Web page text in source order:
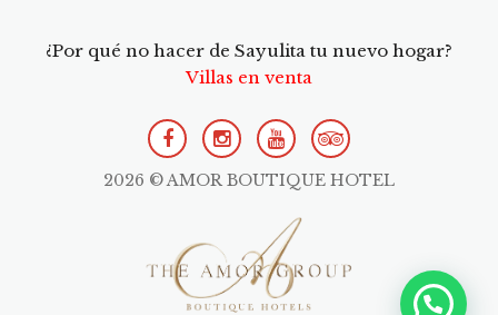
¿Por qué no hacer de Sayulita tu nuevo hogar?
Villas en venta
2026 © AMOR BOUTIQUE HOTEL